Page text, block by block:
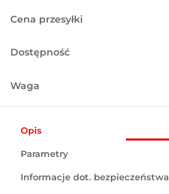
Cena przesyłki
Dostępność
Waga
Opis
Parametry
Informacje dot. bezpieczeństwa